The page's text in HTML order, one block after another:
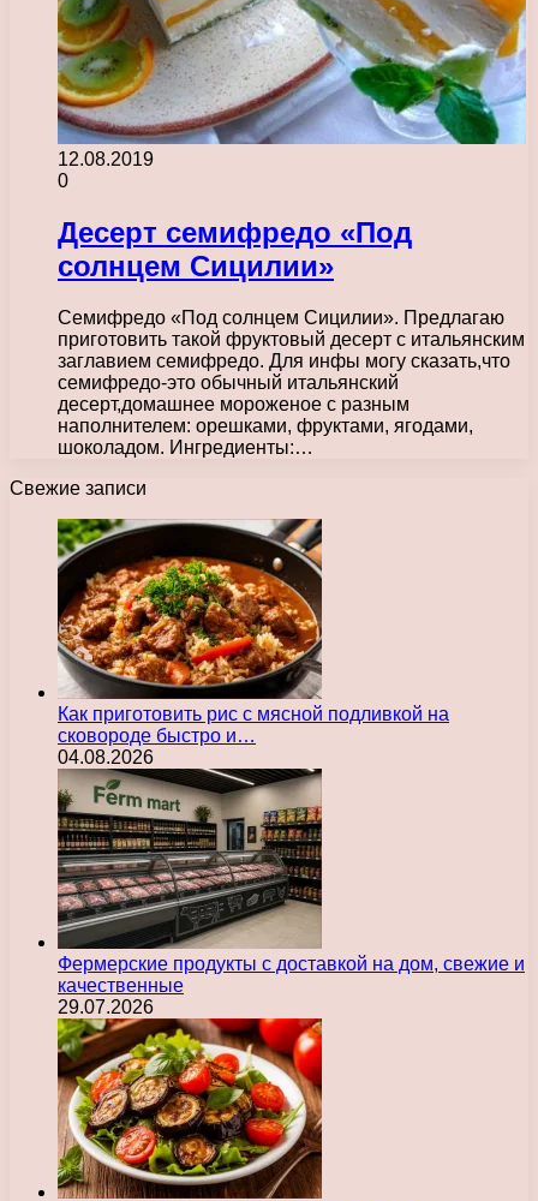
12.08.2019
0
Десерт семифредо «Под
солнцем Сицилии»
Семифредо «Под солнцем Сицилии». Предлагаю
приготовить такой фруктовый десерт с итальянским
заглавием семифредо. Для инфы могу сказать,что
семифредо-это обычный итальянский
десерт,домашнее мороженое с разным
наполнителем: орешками, фруктами, ягодами,
шоколадом. Ингредиенты:…
Свежие записи
Как приготовить рис с мясной подливкой на
сковороде быстро и…
04.08.2026
Фермерские продукты с доставкой на дом, свежие и
качественные
29.07.2026